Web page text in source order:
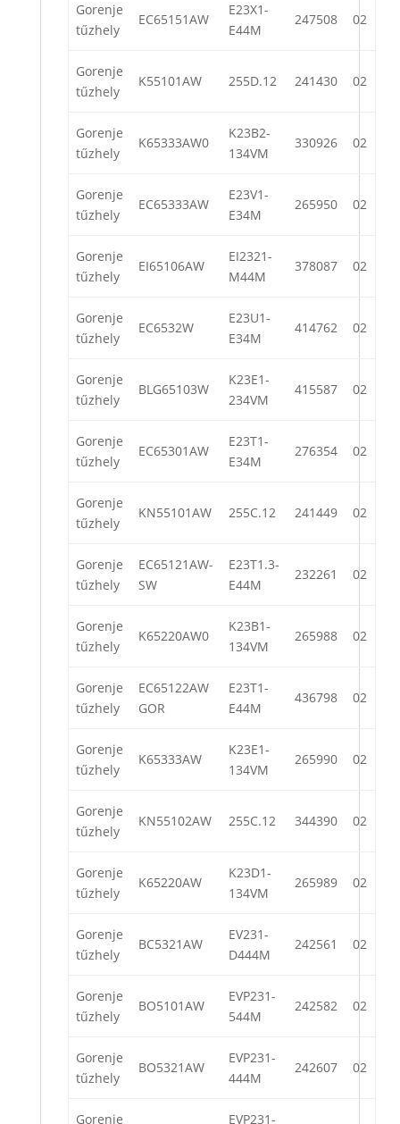
Gorenje
tűzhely
EC65151AW
E23X1-
E44M
247508 02
Gorenje
tűzhely
K55101AW 255D.12 241430 02
Gorenje
tűzhely
K65333AW0
K23B2-
134VM
330926 02
Gorenje
tűzhely
EC65333AW
E23V1-
E34M
265950 02
Gorenje
tűzhely
EI65106AW
EI2321-
M44M
378087 02
Gorenje
tűzhely
EC6532W
E23U1-
E34M
414762 02
Gorenje
tűzhely
BLG65103W
K23E1-
234VM
415587 02
Gorenje
tűzhely
EC65301AW
E23T1-
E34M
276354 02
Gorenje
tűzhely
KN55101AW 255C.12 241449 02
Gorenje
tűzhely
EC65121AW-
SW
E23T1.3-
E44M
232261 02
Gorenje
tűzhely
K65220AW0
K23B1-
134VM
265988 02
Gorenje
tűzhely
EC65122AW
GOR
E23T1-
E44M
436798 02
Gorenje
tűzhely
K65333AW
K23E1-
134VM
265990 02
Gorenje
tűzhely
KN55102AW 255C.12 344390 02
Gorenje
tűzhely
K65220AW
K23D1-
134VM
265989 02
Gorenje
tűzhely
BC5321AW
EV231-
D444M
242561 02
Gorenje
tűzhely
BO5101AW
EVP231-
544M
242582 02
Gorenje
tűzhely
BO5321AW
EVP231-
444M
242607 02
Gorenje EVP231-